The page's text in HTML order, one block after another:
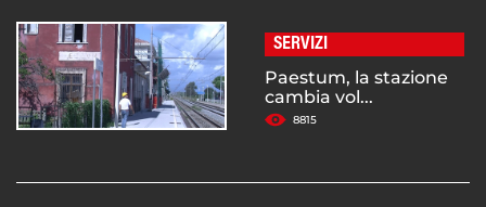
SERVIZI
Paestum, la stazione
cambia vol...
8815